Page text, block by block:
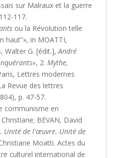
sur Malraux et la guerre
117.
ou la Révolution telle
haut”», in MOATTI,
Walter G. [édit.],André
, 2. Mythe,
Lettres modernes
Revue des lettres
p. 47-57.
communisme en
BEVAN, David
Unité de l'œuvre. Unité de
Moatti. Actes du
culturel international de